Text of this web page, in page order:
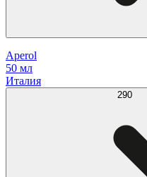
Aperol
50 мл
Италия
290